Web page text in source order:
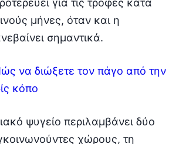
μήνες, όταν και η
σημαντικά.
να διώξετε τον πάγο από την
κόπο
ψυγείο περιλαμβάνει δύο
χώρους, τη